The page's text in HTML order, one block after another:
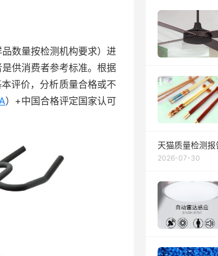
数量按检测机构要求）进
供消费者参考标准。根据
评价，分析质量合格或不
）+中国合格评定国家认可
天猫质量检测
2026-07-30